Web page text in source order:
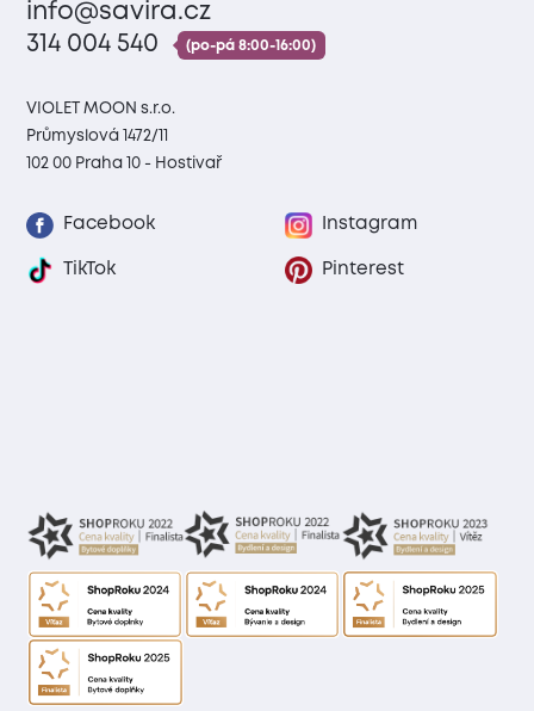
info@savira.cz
314 004 540
(po-pá 8:00-16:00)
VIOLET MOON s.r.o.
Průmyslová 1472/11
102 00 Praha 10 - Hostivař
Facebook Instagram
TikTok Pinterest